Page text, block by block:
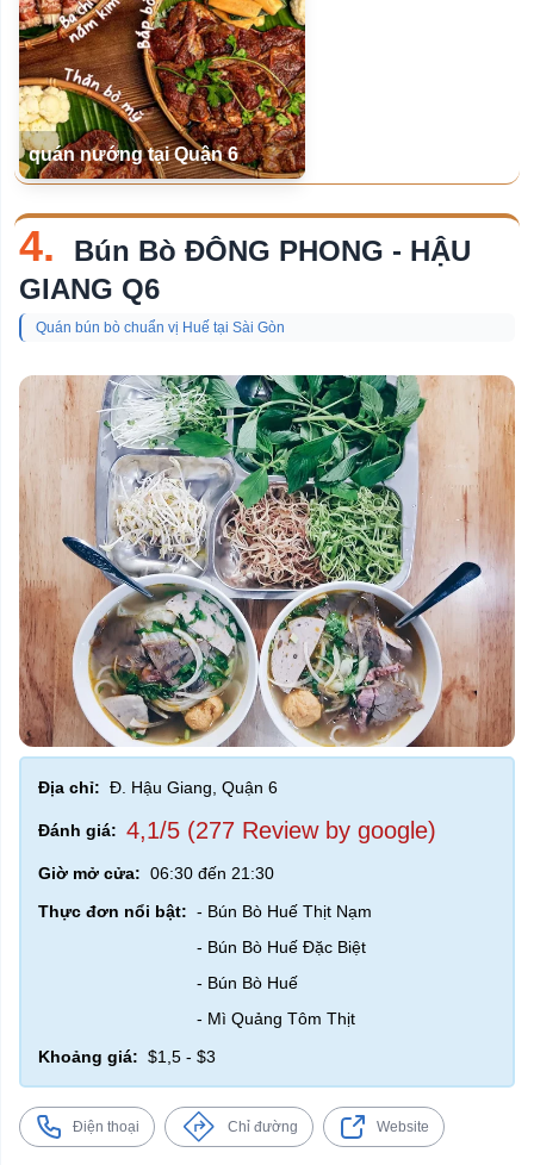
quán nướng tại Quận 6
4.
Bún Bò ĐÔNG PHONG - HẬU
GIANG Q6
Quán bún bò chuẩn vị Huế tại Sài Gòn
Địa chỉ: Đ. Hậu Giang, Quận 6
Đánh giá: 4,1/5 (277 Review by google)
Giờ mở cửa: 06:30 đến 21:30
Thực đơn nổi bật: - Bún Bò Huế Thịt Nạm
- Bún Bò Huế Đặc Biệt
- Bún Bò Huế
- Mì Quảng Tôm Thịt
Khoảng giá: $1,5 - $3
Điện thoại Chỉ đường Website